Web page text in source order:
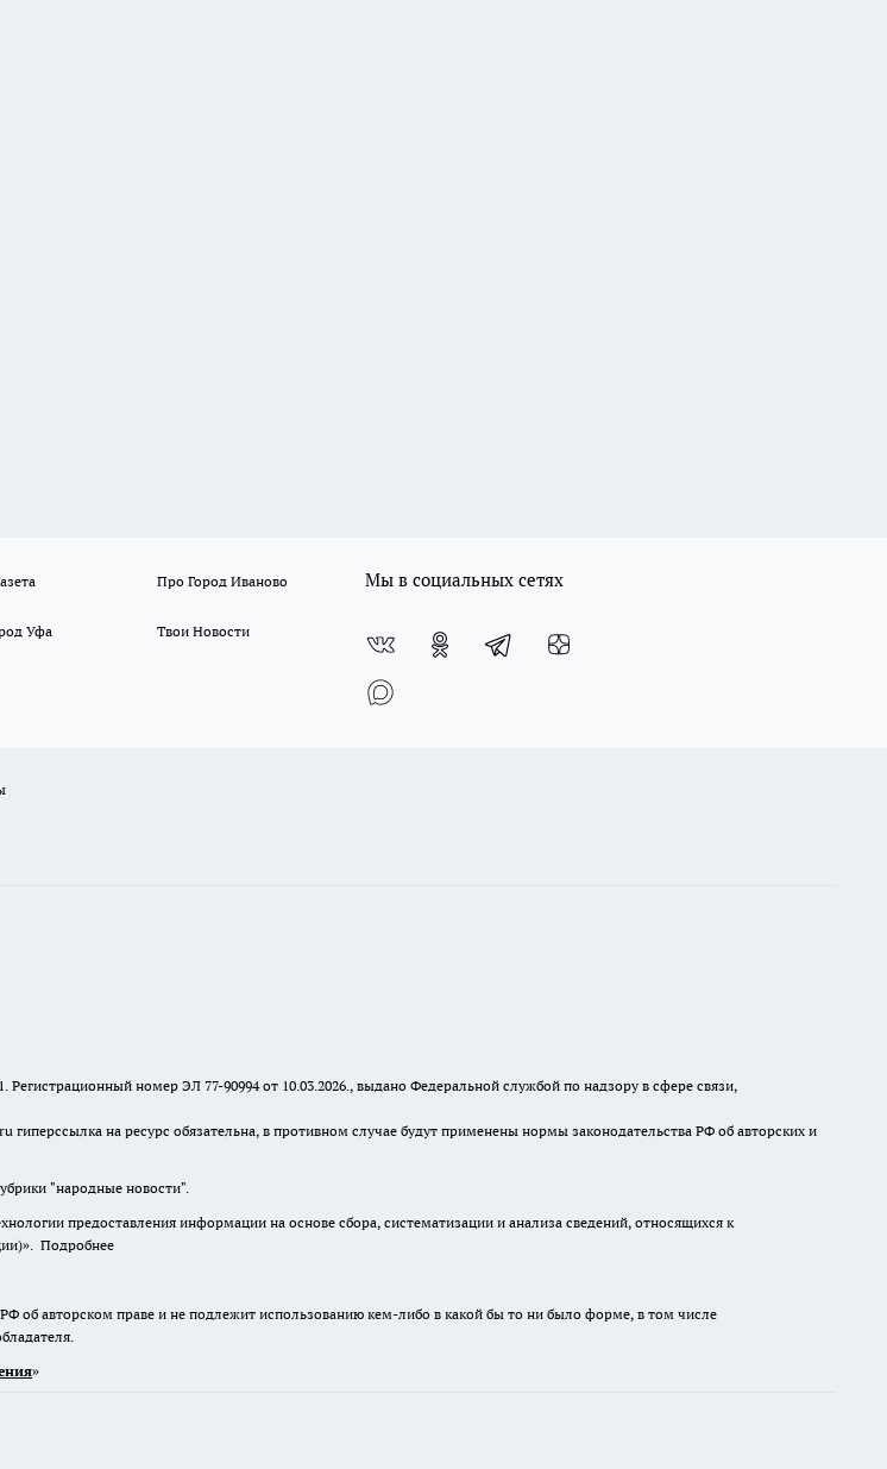
Про Город Иваново
Уфа Твои Новости
Мы в социальных сетях
номер ЭЛ 77-90994 от 10.03.2026., выдано Федеральной службой по надзору в сфере связи,
гиперссылка на ресурс обязательна, в противном случае будут применены нормы законодательства РФ об авторских и
"народные новости".
предоставления информации на основе сбора, систематизации и анализа сведений, относящихся к
Подробнее
об авторском праве и не подлежит использованию кем-либо в какой бы то ни было форме, в том числе
»